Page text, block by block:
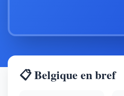
📋 Belgique en bref